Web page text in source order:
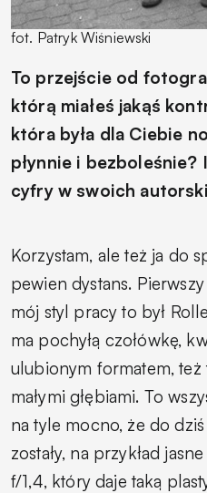
fot. Patryk Wiśniewski
To przejście od
którą miałeś jakąś
która była dla Ciebie
płynnie i bezboleśnie?
cyfry w swoich
Korzystam, ale też ja do
pewien dystans.
mój styl pracy to był
ma pochyłą czołówkę,
ulubionym formatem, też
małymi głębiami. To
na tyle mocno, że do
zostały, na przykład
f/1,4, który daje taką